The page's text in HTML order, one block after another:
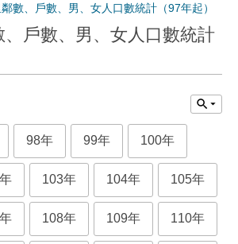
數、戶數、男、女人口數統計（97年起）
戶數、男、女人口數統計
98年 99年 100年
103年 104年 105年
108年 109年 110年